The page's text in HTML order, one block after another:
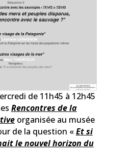
de 11h45 à 12h45
Rencontres de la
organisée au musée
de la question «Et si
le nouvel horizon du